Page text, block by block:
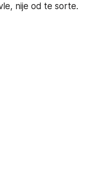
nije od te sorte.